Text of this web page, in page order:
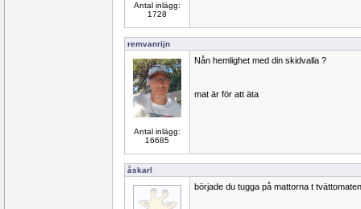
Antal inlägg:
1728
remvanrijn
Antal inlägg:
16685
Nån hemlighet med din skidvalla ?
mat är för att äta
åskarl
började du tugga på mattorna t